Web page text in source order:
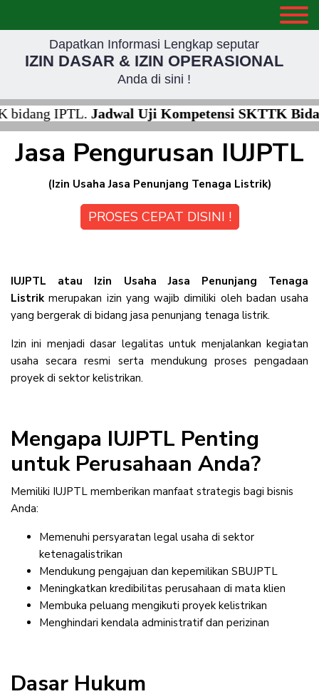
Dapatkan Informasi Lengkap seputar
IZIN DASAR & IZIN OPERASIONAL
Anda di sini !
IPTL.Jadwal Uji Kompetensi SKTTK Bidang
Jasa Pengurusan IUJPTL
(Izin Usaha Jasa Penunjang Tenaga Listrik)
PROSES CEPAT DISINI !
IUJPTL atau Izin Usaha Jasa Penunjang Tenaga
Listrikmerupakan izin yang wajib dimiliki oleh badan usaha
yang bergerak di bidang jasa penunjang tenaga listrik.
Izin ini menjadi dasar legalitas untuk menjalankan kegiatan
usaha secara resmi serta mendukung proses pengadaan
proyek di sektor kelistrikan.
Mengapa IUJPTL Penting
untuk Perusahaan Anda?
Memiliki IUJPTL memberikan manfaat strategis bagi bisnis
Anda:
Memenuhi persyaratan legal usaha di sektor
ketenagalistrikan
Mendukung pengajuan dan kepemilikan SBUJPTL
Meningkatkan kredibilitas perusahaan di mata klien
Membuka peluang mengikuti proyek kelistrikan
Menghindari kendala administratif dan perizinan
Dasar Hukum